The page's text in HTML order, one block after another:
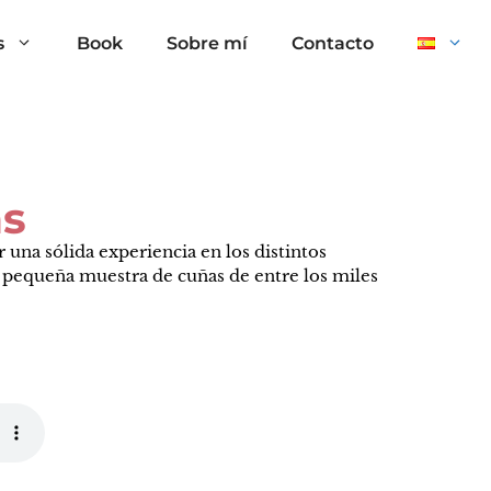
Book Sobre mí Contacto
sólida experiencia en los distintos
muestra de cuñas de entre los miles